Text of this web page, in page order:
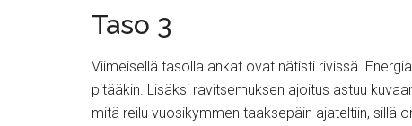
Taso 3
Viimeisellä tasolla ankat ovat nätisti rivissä.
pitääkin. Lisäksi ravitsemuksen ajoitus astuu
mitä reilu vuosikymmen taaksepäin ajateltiin, sillä